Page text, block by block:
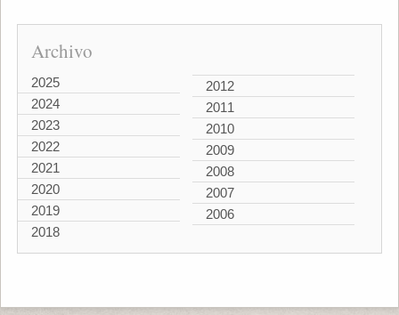
Archivo
2025
2024
2023
2022
2021
2020
2019
2018
2012
2011
2010
2009
2008
2007
2006